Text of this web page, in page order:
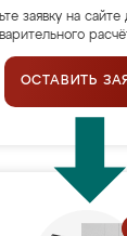
заявку на сайте
ОСТАВИТЬ